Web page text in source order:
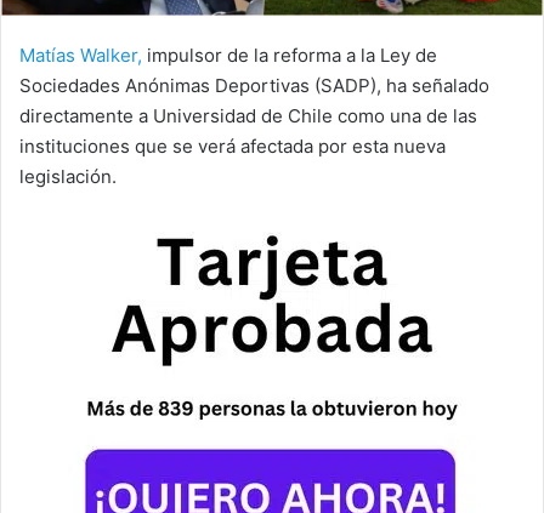
Matías Walker, impulsor de la reforma a la Ley de
Sociedades Anónimas Deportivas (SADP), ha señalado
directamente a Universidad de Chile como una de las
instituciones que se verá afectada por esta nueva
legislación.